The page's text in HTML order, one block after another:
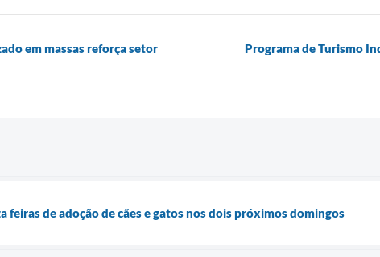
em massas reforça setor
Programa de Turismo
feiras de adoção de cães e gatos nos dois próximos domingos